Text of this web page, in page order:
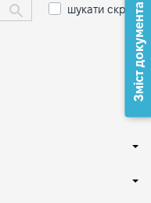
шукати скрізьЗміст документа